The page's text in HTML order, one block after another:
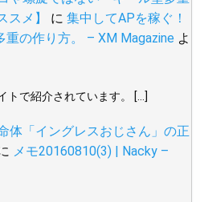
スメ】
に 集中してAPを稼ぐ！
重の作り方。 – XM Magazine よ
トで紹介されています。 […]
体「イングレスおじさん」の正
メモ20160810(3) | Nacky –